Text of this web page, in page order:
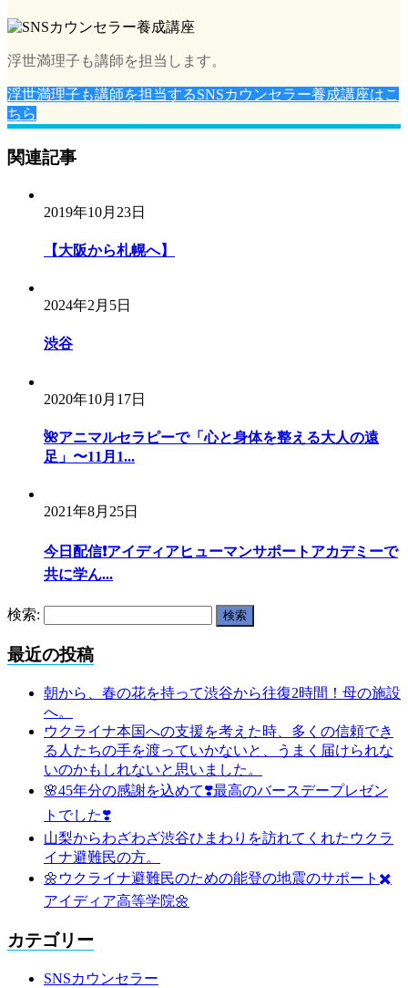
浮世満理子も講師を担当します。
浮世満理子も講師を担当するSNSカウンセラー養成講座はこ
ちら
関連記事
2019年10月23日
【大阪から札幌へ】
2024年2月5日
渋谷
2020年10月17日
🌺アニマルセラピーで「心と身体を整える大人の遠
足」〜11月1...
2021年8月25日
今日配信❗️アイディアヒューマンサポートアカデミーで
共に学ん...
検索:
最近の投稿
朝から、春の花を持って渋谷から往復2時間！母の施設
へ。
ウクライナ本国への支援を考えた時、多くの信頼でき
る人たちの手を渡っていかないと、うまく届けられな
いのかもしれないと思いました。
🌸45年分の感謝を込めて❣️最高のバースデープレゼン
トでした❣️
山梨からわざわざ渋谷ひまわりを訪れてくれたウクラ
イナ避難民の方。
🌼ウクライナ避難民のための能登の地震のサポート✖️
アイディア高等学院🌼
カテゴリー
SNSカウンセラー